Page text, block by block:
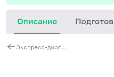
Описание
Экспресс-диагностика уровня глюкозы в крови